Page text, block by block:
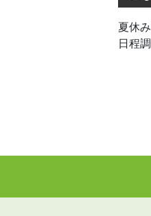
夏休
日程